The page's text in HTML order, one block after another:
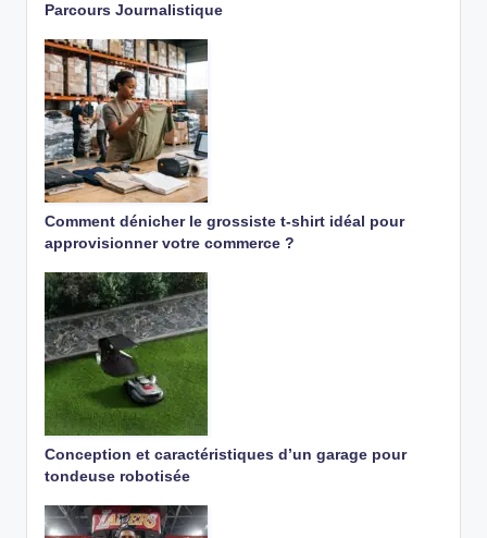
Parcours Journalistique
Comment dénicher le grossiste t-shirt idéal pour
approvisionner votre commerce ?
Conception et caractéristiques d’un garage pour
tondeuse robotisée